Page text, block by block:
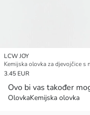
LCW JOY
3.45 EUR
Ovo bi vas također
OlovkaKemijska olovka